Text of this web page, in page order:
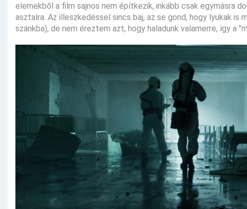
elemekből a film sajnos nem építkezik, inkább csak egymásra
asztalra. Az illeszkedéssel sincs baj, az se gond, hogy lyukak
szánkba), de nem éreztem azt, hogy haladunk valamerre, így a